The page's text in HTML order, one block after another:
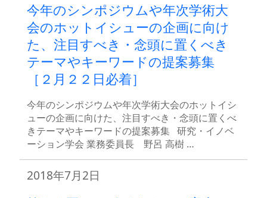
今年のシンポジウムや年次学術大
会のホットイシューの企画に向け
た、注目すべき・念頭に置くべき
テーマやキーワードの提案募集
［２月２２日必着］
今年のシンポジウムや年次学術大会のホットイシ
ューの企画に向けた、注目すべき・念頭に置くべ
きテーマやキーワードの提案募集 研究・イノベ
ーション学会 業務委員長 野呂 高樹 …
2018年7月2日